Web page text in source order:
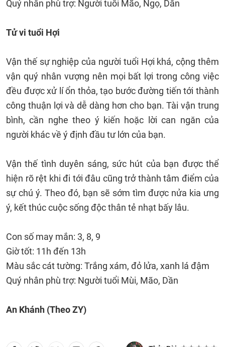
Quý nhân phù trợ: Người tuổi Mão, Ngọ, Dần
Tử vi tuổi Hợi
Vận thế sự nghiệp của người tuổi Hợi khá, cộng thêm
vận quý nhân vượng nên mọi bất lợi trong công việc
đều được xử lí ổn thỏa, tạo bước đường tiến tới thành
công thuận lợi và dễ dàng hơn cho bạn. Tài vận trung
bình, cần nghe theo ý kiến hoặc lời can ngăn của
người khác về ý định đầu tư lớn của bạn.
Vận thế tình duyên sáng, sức hút của bạn được thể
hiện rõ rệt khi đi tới đâu cũng trở thành tâm điểm của
sự chú ý. Theo đó, bạn sẽ sớm tìm được nửa kia ưng
ý, kết thúc cuộc sống độc thân tẻ nhạt bấy lâu.
Con số may mắn: 3, 8, 9
Giờ tốt: 11h đến 13h
Màu sắc cát tường: Trắng xám, đỏ lửa, xanh lá đậm
Quý nhân phù trợ: Người tuổi Mùi, Mão, Dần
An Khánh (Theo ZY)